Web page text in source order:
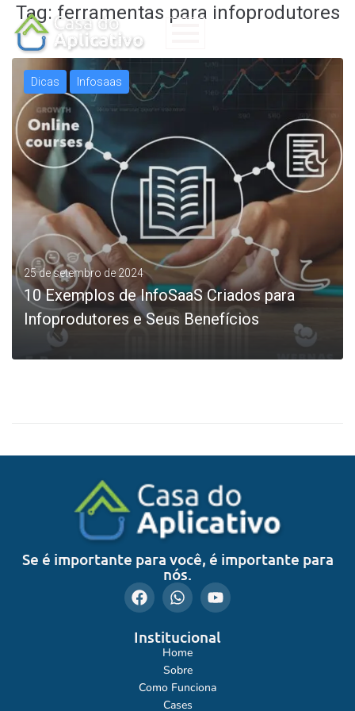
Tag: ferramentas para infoprodutores
Dicas Infosaas
25 de setembro de 2024
10 Exemplos de InfoSaaS Criados para
Infoprodutores e Seus Benefícios
Se é importante para você, é importante para
nós.
Institucional
Home
Sobre
Como Funciona
Cases